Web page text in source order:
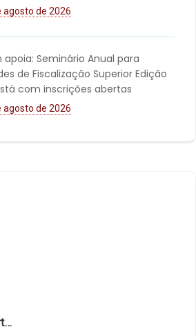
agosto de 2026
apoia: Seminário Anual para
de Fiscalização Superior Edição
com inscrições abertas
agosto de 2026